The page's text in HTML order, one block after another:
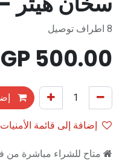
8 اطراف توصيل
500.00
إضافة إلى قائمة الأمنيات
متاح للشراء مباشرة من